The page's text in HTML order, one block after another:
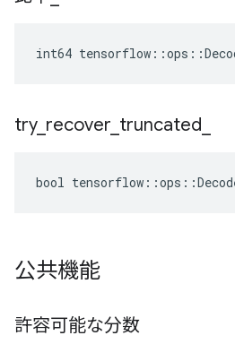
int64
try_ recover truncated
bool
公共機能
許容可能な分数